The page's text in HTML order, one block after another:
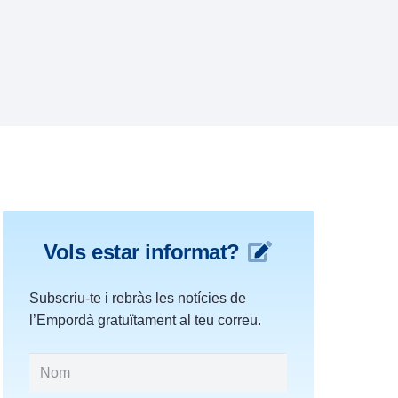
Vols estar informat?
Subscriu-te i rebràs les notícies de
l’Empordà gratuïtament al teu correu.